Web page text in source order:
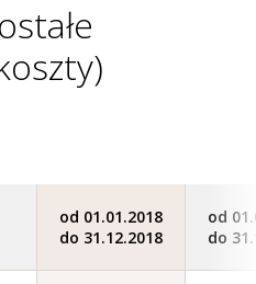
od 01.01.2018
do 31.12.2018
od
do